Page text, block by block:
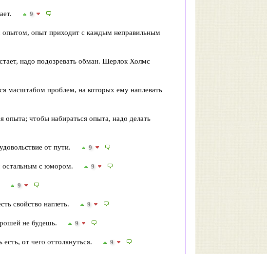
9
опыт приходит с каждым неправильным
надо подозревать обман. Шерлок Холмс
масштабом проблем, на которых ему наплевать
опыта; чтобы набираться опыта, надо делать
от пути. 9
остальным с юмором. 9
9
свойство наглеть. 9
не будешь. 9
от чего оттолкнуться. 9